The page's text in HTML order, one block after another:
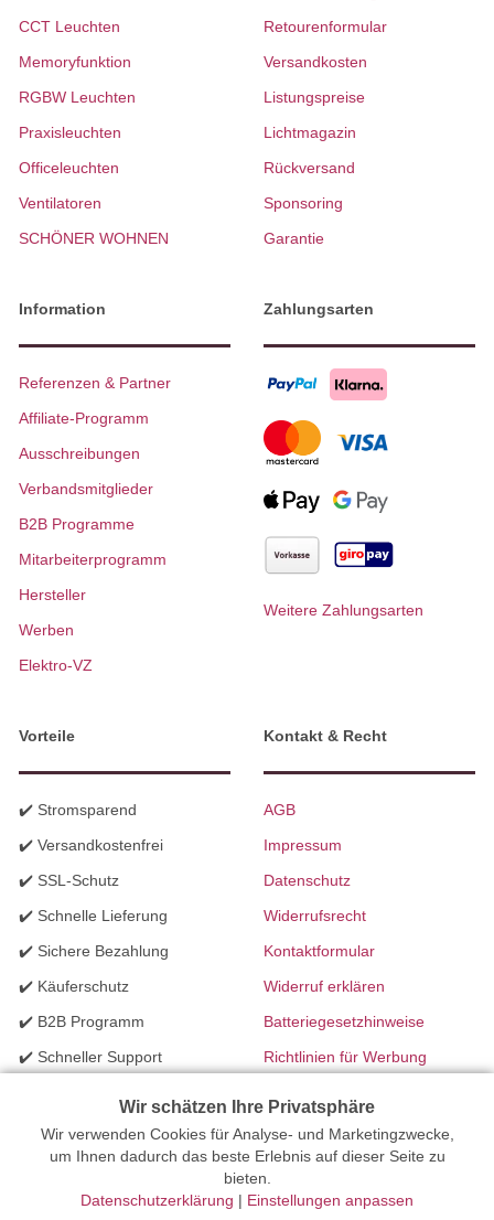
CCT Leuchten
Memoryfunktion
RGBW Leuchten
Praxisleuchten
Officeleuchten
Ventilatoren
SCHÖNER WOHNEN
Retourenformular
Versandkosten
Listungspreise
Lichtmagazin
Rückversand
Sponsoring
Garantie
Information
Referenzen & Partner
Affiliate-Programm
Ausschreibungen
Verbandsmitglieder
B2B Programme
Mitarbeiterprogramm
Hersteller
Werben
Elektro-VZ
Zahlungsarten
Weitere Zahlungsarten
Vorteile
✔️ Stromsparend
✔️ Versandkostenfrei
✔️ SSL-Schutz
✔️ Schnelle Lieferung
✔️ Sichere Bezahlung
✔️ Käuferschutz
✔️ B2B Programm
✔️ Schneller Support
Kontakt & Recht
AGB
Impressum
Datenschutz
Widerrufsrecht
Kontaktformular
Widerruf erklären
Batteriegesetzhinweise
Richtlinien für Werbung
Ihr Onlinefachhandel für Beleuchtung seit 2012 | Erstellt mit
peleides.io
Wir schätzen Ihre Privatsphäre
Wir verwenden Cookies für Analyse- und Marketingzwecke,
um Ihnen dadurch das beste Erlebnis auf dieser Seite zu
bieten.
Datenschutzerklärung | Einstellungen anpassen